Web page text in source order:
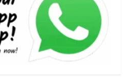
UTTARAKHAND NEWS
धामी कैबिनेट ने लिए कई महत्वपूर्ण
निर्णय, अब सामान्य वर्ग के पशुपालकों
को भी गाय एवं भैंस खरीद पर मिलेगा
अनुदान, मजदूरी संहिता